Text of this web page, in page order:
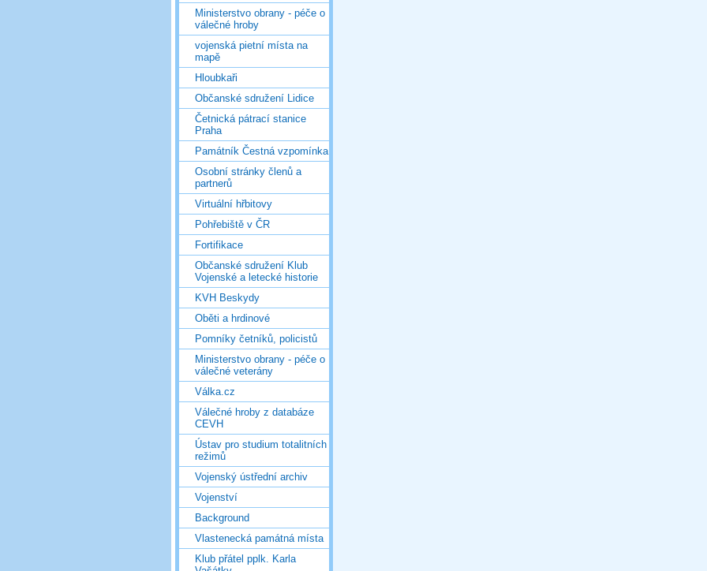
Ministerstvo obrany - péče o
válečné hroby
vojenská pietní místa na
mapě
Hloubkaři
Občanské sdružení Lidice
Četnická pátrací stanice
Praha
Památník Čestná vzpomínka
Osobní stránky členů a
partnerů
Virtuální hřbitovy
Pohřebiště v ČR
Fortifikace
Občanské sdružení Klub
Vojenské a letecké historie
KVH Beskydy
Oběti a hrdinové
Pomníky četníků, policistů
Ministerstvo obrany - péče o
válečné veterány
Válka.cz
Válečné hroby z databáze
CEVH
Ústav pro studium totalitních
režimů
Vojenský ústřední archiv
Vojenství
Background
Vlastenecká památná místa
Klub přátel pplk. Karla